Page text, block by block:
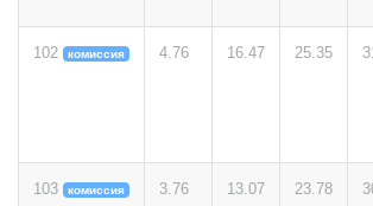
102 комиссия 4.76 16.47 25.35
103 комиссия 3.76 13.07 23.78